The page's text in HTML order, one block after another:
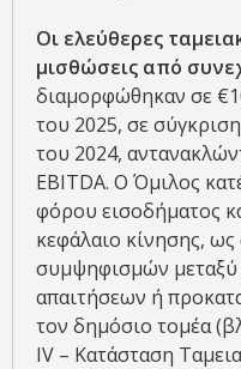
Οι ελεύθερες
μισθώσεις από
διαμορφώθηκαν σε
του 2025, σε
του 2024,
EBITDA. Ο Όμιλος
φόρου εισοδήματος
κεφάλαιο κίνησης,
συμψηφισμών
απαιτήσεων ή
τον δημόσιο τομέα
IV – Κατάσταση